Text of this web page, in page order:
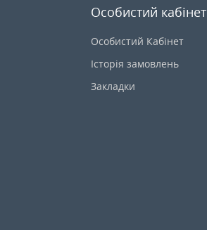
Особистий кабінет
Особистий Кабінет
Історія замовлень
Закладки